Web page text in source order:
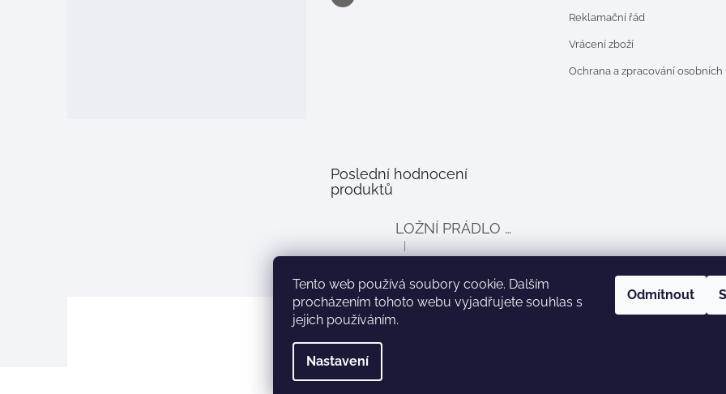
Tento web používá soubory cookie. Dalším
procházením tohoto webu vyjadřujete souhlas s
jejich používáním.
Nastavení
Odmítnout
Reklamační řád
Vrácení zboží
Ochrana a zpracování osobních
Poslední hodnocení
produktů
LOŽNÍ PRÁDLO DO POSTÝLKY PRO PANENKY BALLOON - šedé
Hodnocení produktu je 4 z 5 hvězdiček.
|